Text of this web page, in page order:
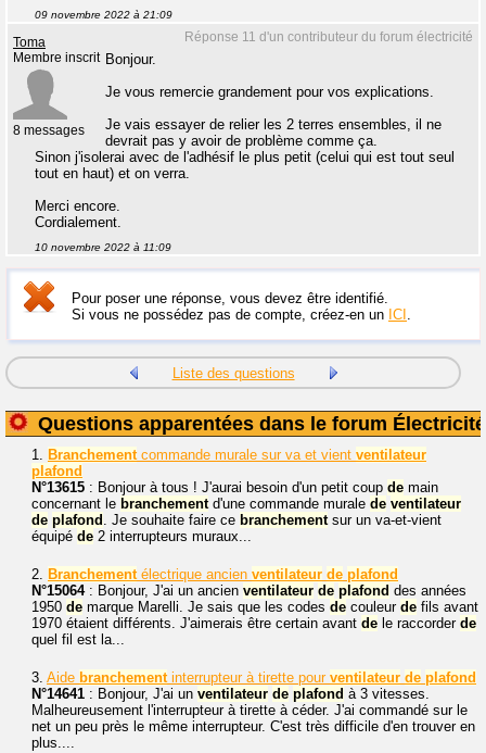
09 novembre 2022 à 21:09
Réponse 11 d'un contributeur du forum électricité
Toma
Membre inscrit
8 messages
Bonjour.
Je vous remercie grandement pour vos explications.
Je vais essayer de relier les 2 terres ensembles, il ne
devrait pas y avoir de problème comme ça.
Sinon j'isolerai avec de l'adhésif le plus petit (celui qui est tout seul
tout en haut) et on verra.
Merci encore.
Cordialement.
10 novembre 2022 à 11:09
Pour poser une réponse, vous devez être identifié.
Si vous ne possédez pas de compte, créez-en un ICI .
Liste des questions
Questions apparentées dans le forum Électricité
1. Branchementcommande murale sur va et vient ventilateur
plafond
N°13615 : Bonjour à tous ! J'aurai besoin d'un petit coup de main
concernant le branchementd'une commande murale de ventilateur
de plafond . Je souhaite faire ce branchementsur un va-et-vient
équipé de 2 interrupteurs muraux...
2. Branchementélectrique ancien ventilateur de plafond
N°15064: Bonjour, J'ai un ancien ventilateur de plafond des années
1950 de marque Marelli. Je sais que les codes de couleur de fils avant
1970 étaient différents. J'aimerais être certain avant de le raccorder de
quel fil est la...
3. Aide branchementinterrupteur à tirette pour ventilateur de plafond
N°14641 : Bonjour, J'ai un ventilateur de plafond à 3 vitesses.
Malheureusement l'interrupteur à tirette à céder. J'ai commandé sur le
net un peu près le même interrupteur. C'est très difficile d'en trouver en
plus....